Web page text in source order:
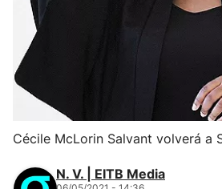
Cécile McLorin Salvant volverá a
N. V. | EITB Media